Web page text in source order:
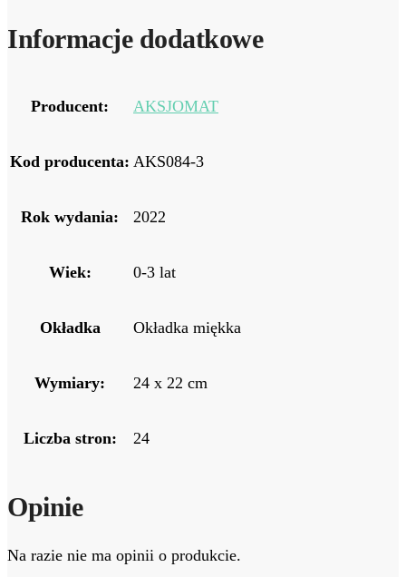
Informacje dodatkowe
Producent: AKSJOMAT
Kod producenta: AKS084-3
Rok wydania: 2022
Wiek: 0-3 lat
Okładka Okładka miękka
Wymiary: 24 x 22 cm
Liczba stron: 24
Opinie
Na razie nie ma opinii o produkcie.